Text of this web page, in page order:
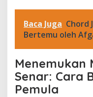
Baca Juga Chord
Bertemu oleh
Menemukan
Senar: Cara
Pemula